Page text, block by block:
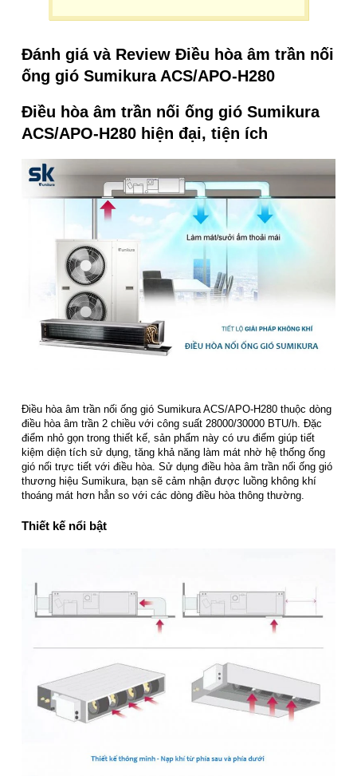
Đánh giá và Review Điều hòa âm trần nối
ống gió Sumikura ACS/APO-H280
Điều hòa âm trần nối ống gió Sumikura
ACS/APO-H280 hiện đại, tiện ích
Điều hòa âm trần nối ống gió Sumikura ACS/APO-H280 thuộc dòng
điều hòa âm trần 2 chiều với công suất 28000/30000 BTU/h. Đặc
điểm nhỏ gọn trong thiết kế, sản phẩm này có ưu điểm giúp tiết
kiệm diện tích sử dụng, tăng khả năng làm mát nhờ hệ thống ống
gió nối trực tiết với điều hòa. Sử dụng điều hòa âm trần nối ống gió
thương hiệu Sumikura, bạn sẽ cảm nhận được luồng không khí
thoáng mát hơn hẳn so với các dòng điều hòa thông thường.
Thiết kế nổi bật